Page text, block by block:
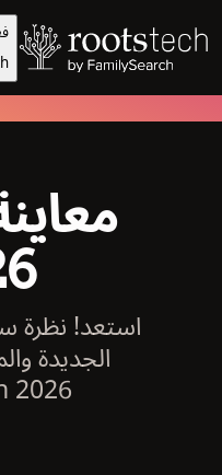
استعد! نظرة
الجديدة
2026.